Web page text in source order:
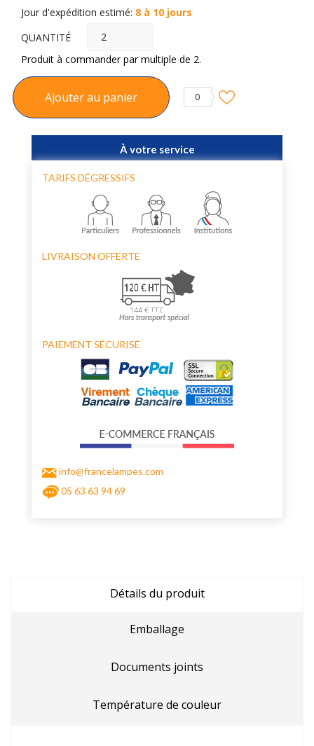
Jour d'expédition estimé: 8 à 10 jours
QUANTITÉ
Produit à commander par multiple de 2.
Ajouter au panier 0
À votre service
TARIFS DÉGRESSIFS
LIVRAISON OFFERTE
PAIEMENT SÉCURISÉ
info@francelampes.com
05 63 63 94 69
Détails du produit
Emballage
Documents joints
Température de couleur